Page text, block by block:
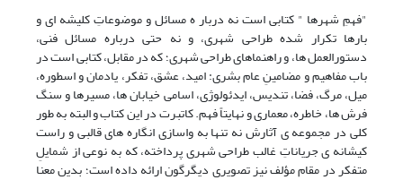
"فهمِ شهرها " کتابی است نه دربار ه مسائل و موضوعاتِ کلیشه ای و
بارها تکرار شده طراحی شهری، و نه حتی درباره مسائل فنی،
دستورالعمل ها، و راهنماهای طراحی شهری؛ که در مقابل، کتابی است در
باب مفاهیم و مضامینِ عام بشری: امید، عشق، تفکر، یادمان و اسطوره،
میل، مرگ، فضا، تندیس، ایدئولوژی، اسامی خیابان ها، مسیرها و سنگ
فرش ها، خاطره، معماری و نهایتاً فهم. کاتبرت در این کتاب و البته به طور
کلی در مجموعه ی آثارش نه تنها به واسازی انگاره های قالبی و راست
کیشانه ی جریاناتِ غالب طراحی شهری پرداخته، که به نوعی از شمایلِ
متفکر در مقام مؤلف نیز تصویری دیگرگون ارائه داده است؛ بدین معنا